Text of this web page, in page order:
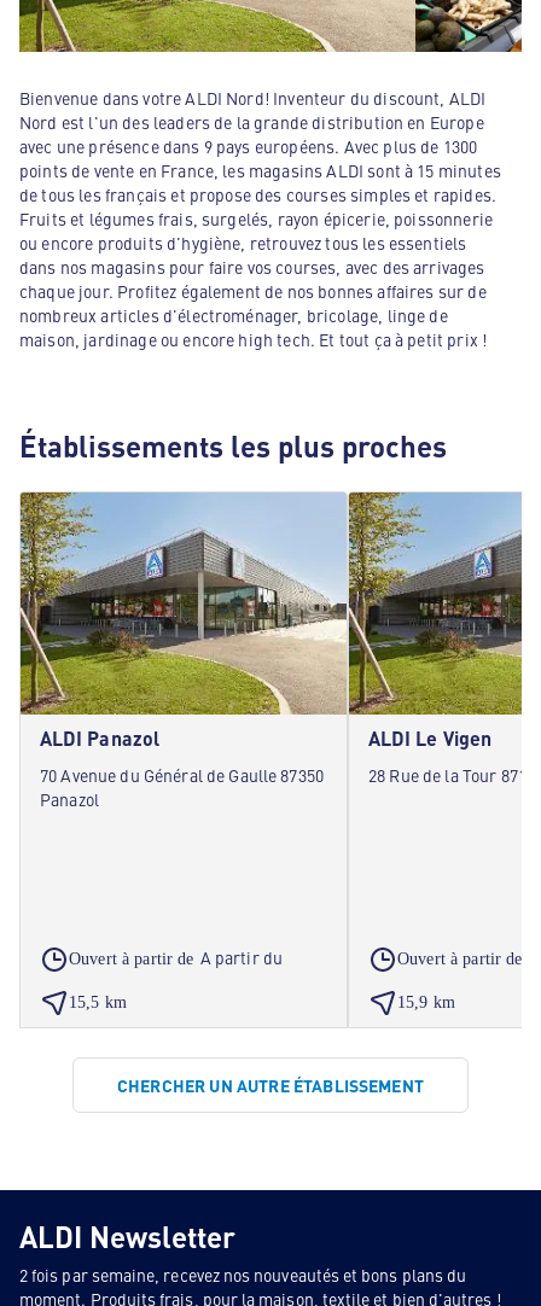
Bienvenue dans votre ALDI Nord! Inventeur du discount, ALDI
Nord est l'un des leaders de la grande distribution en Europe
avec une présence dans 9 pays européens. Avec plus de 1300
points de vente en France, les magasins ALDI sont à 15 minutes
de tous les français et propose des courses simples et rapides.
Fruits et légumes frais, surgelés, rayon épicerie, poissonnerie
ou encore produits d'hygiène, retrouvez tous les essentiels
dans nos magasins pour faire vos courses, avec des arrivages
chaque jour. Profitez également de nos bonnes affaires sur de
nombreux articles d'électroménager, bricolage, linge de
maison, jardinage ou encore high tech. Et tout ça à petit prix !
Établissements les plus proches
ALDI Panazol
70 Avenue du Général de Gaulle 87350
Panazol
Ouvert à partir de A partir du
15,5 km
ALDI Le Vigen
28 Rue de la Tour
Ouvert à partir de
15,9 km
CHERCHER UN AUTRE ÉTABLISSEMENT
ALDI Newsletter
2 fois par semaine, recevez nos nouveautés et bons plans du
moment. Produits frais, pour la maison, textile et bien d'autres !